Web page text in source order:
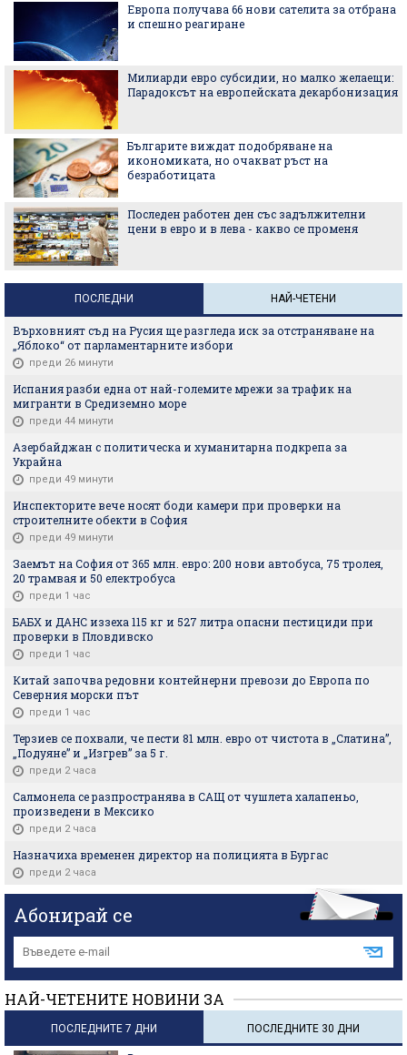
Европа получава 66 нови сателита за отбрана
и спешно реагиране
Милиарди евро субсидии, но малко желаещи:
Парадоксът на европейската декарбонизация
Българите виждат подобряване на
икономиката, но очакват ръст на
безработицата
Последен работен ден със задължителни
цени в евро и в лева - какво се променя
ПОСЛЕДНИ НАЙ-ЧЕТЕНИ
Върховният съд на Русия ще разгледа иск за отстраняване на
„Яблоко“ от парламентарните избори
преди 26 минути
Испания разби една от най-големите мрежи за трафик на
мигранти в Средиземно море
преди 44 минути
Азербайджан с политическа и хуманитарна подкрепа за
Украйна
преди 49 минути
Инспекторите вече носят боди камери при проверки на
строителните обекти в София
преди 49 минути
Заемът на София от 365 млн. евро: 200 нови автобуса, 75 тролея,
20 трамвая и 50 електробуса
преди 1 час
БАБХ и ДАНС иззеха 115 кг и 527 литра опасни пестициди при
проверки в Пловдивско
преди 1 час
Китай започва редовни контейнерни превози до Европа по
Северния морски път
преди 1 час
Терзиев се похвали, че пести 81 млн. евро от чистота в „Слатина”,
„Подуяне” и „Изгрев” за 5 г.
преди 2 часа
Салмонела се разпространява в САЩ от чушлета халапеньо,
произведени в Мексико
преди 2 часа
Назначиха временен директор на полицията в Бургас
преди 2 часа
Абонирай се
НАЙ-ЧЕТЕНИТЕ НОВИНИ ЗА
ПОСЛЕДНИТЕ 7 ДНИ ПОСЛЕДНИТЕ 30 ДНИ